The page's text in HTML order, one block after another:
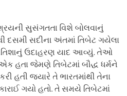
સુસંગતતા વિશે બોલવાનું
દસમી સદીના અંતમાં તિબેટ ગયેલા
ઉદાહરણ યાદ આવ્યું. તેઓ
હતા જેમણે તિબેટમાં બૌદ્ધ ધર્મને
હતી જ્યારે તે ભારતમાંથી તેના
ગયો હતો. તે સમયે તિબેટમાં